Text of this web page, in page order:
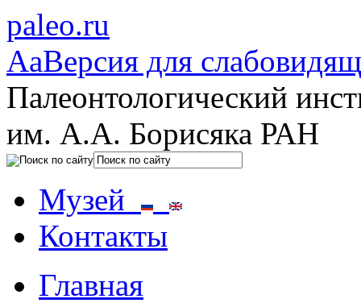
paleo.ru
AaВерсия для
Палеонтологический
им. А.А. Борисяка РАН
Музей
Контакты
Главная